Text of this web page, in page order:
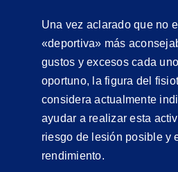
Una vez aclarado que no
«deportiva» más
gustos y excesos cada
oportuno, la figura del
considera actualmente
ayudar a realizar esta
riesgo de lesión posible y
rendimiento.